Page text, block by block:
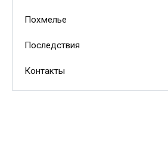
Похмелье
Последствия
Контакты